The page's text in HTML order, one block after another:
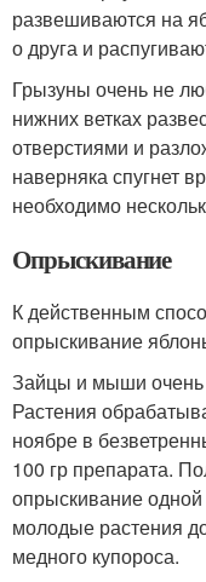
развешиваются на
о друга и
Грызуны очень не
нижних ветках
отверстиями и
наверняка спугнет
необходимо
Опрыскивание
К действенным
опрыскивание
Зайцы и мыши очень
Растения
ноябре в
100 гр препарата.
опрыскивание
молодые растения
медного купороса.